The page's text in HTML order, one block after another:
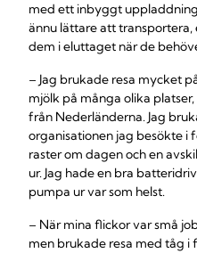
med ett inbyggt
ännu lättare att
dem i eluttaget när de
– Jag brukade resa mycket
mjölk på många olika
från Nederländerna. Jag
organisationen jag besökte
raster om dagen och en
ur. Jag hade en bra
pumpa ur var som helst.
– När mina flickor var små
men brukade resa med tåg